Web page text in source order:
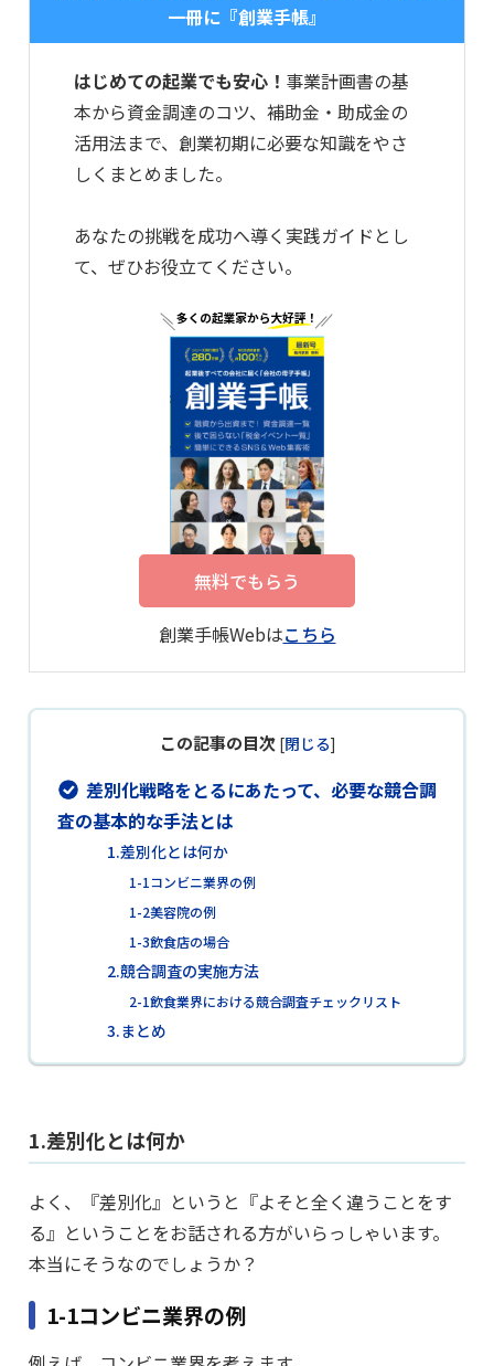
一冊に『創業手帳』
はじめての起業でも安心！ 事業計画書の基
本から資金調達のコツ、補助金・助成金の
活用法まで、創業初期に必要な知識をやさ
しくまとめました。
あなたの挑戦を成功へ導く実践ガイドとし
て、ぜひお役立てください。
無料でもらう
創業手帳Webはこちら
この記事の目次 [閉じる]
差別化戦略をとるにあたって、必要な競合調
査の基本的な手法とは
1.差別化とは何か
1-1コンビニ業界の例
1-2美容院の例
1-3飲食店の場合
2.競合調査の実施方法
2-1飲食業界における競合調査チェックリスト
3.まとめ
1.差別化とは何か
よく、『差別化』というと『よそと全く違うことをす
る』ということをお話される方がいらっしゃいます。
本当にそうなのでしょうか？
1-1コンビニ業界の例